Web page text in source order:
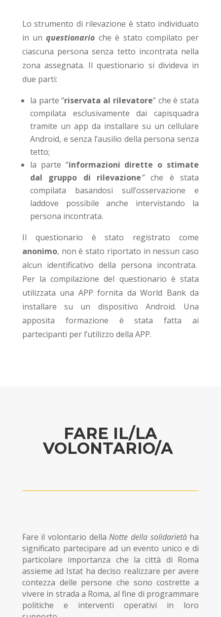
Lo strumento di rilevazione è stato individuato
in unquestionario che è stato compilato per
ciascuna persona senza tetto incontrata nella
zona assegnata. Il questionario si divideva in
due parti:
la parte “riservata al rilevatore” che è stata
compilata esclusivamentedai capisquadra
tramite un app da installare su un cellulare
Android, e senza l’ausilio della persona senza
tetto;
la parte “informazioni dirette o stimate
dal gruppo di rilevazione”che è stata
compilata basandosi sull’osservazione e
laddove possibile anche intervistando la
persona incontrata.
Il questionario è stato registrato come
anonimo, non è stato riportato in nessun caso
alcun identificativo della persona incontrata.
Per la compilazione del questionario è stata
utilizzata una APP fornita da World Bank da
installare su un dispositivo Android. Una
apposita formazione è stata fatta ai
partecipanti per l’utilizzo della APP.
FARE IL/LA
VOLONTARIO/A
Fare il volontario dellaNotte della solidarietàha
significato partecipare ad un evento unico e di
particolare importanza che la città di Roma
assieme ad Istat ha deciso realizzare per avere
contezza delle persone che sono costrette a
vivere in strada a Roma, al fine di programmare
politiche e interventi operativi in loro